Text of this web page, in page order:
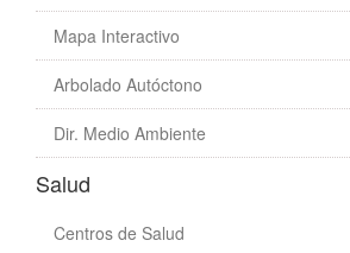
Mapa Interactivo
Arbolado Autóctono
Dir. Medio Ambiente
Salud
Centros de Salud